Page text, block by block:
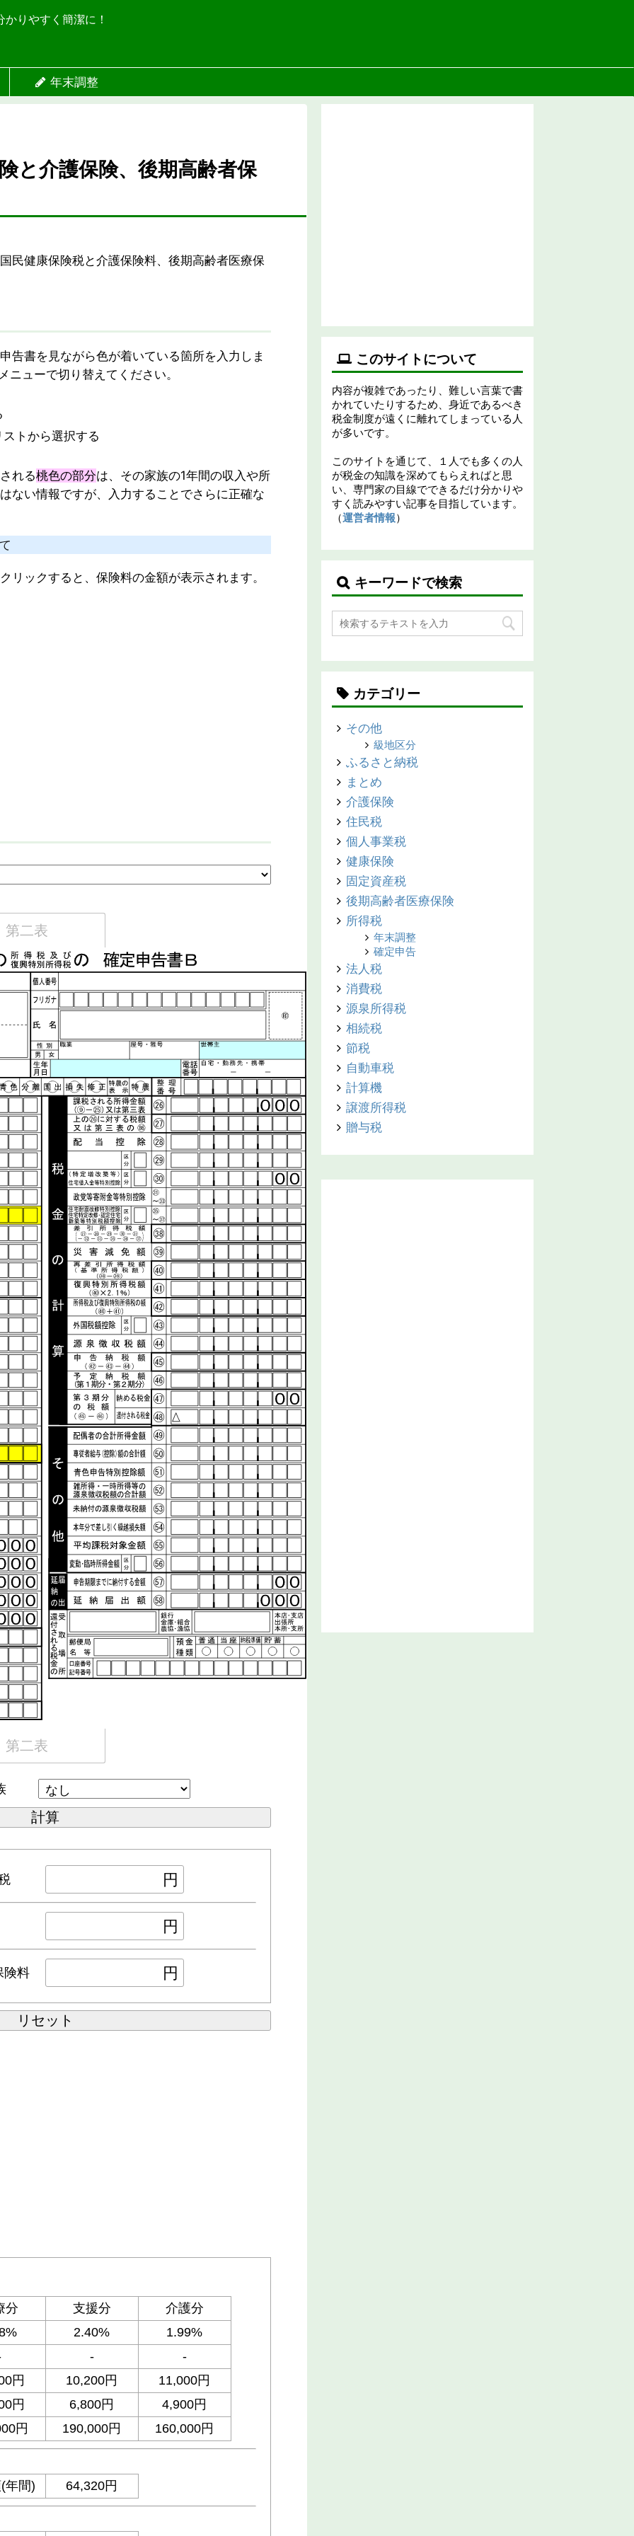
りやすく簡潔に！
年末調整
と介護保険、後期高齢者保
民健康保険税と介護保険料、後期高齢者医療保
告書を見ながら色が着いている箇所を入力しま
ニューで切り替えてください。
トから選択する
れる桃色の部分は、その家族の1年間の収入や所
ない情報ですが、入力することでさらに正確な
リックすると、保険料の金額が表示されます。
このサイトについて
内容が複雑であったり、難しい言葉で書
かれていたりするため、身近であるべき
税金制度が遠くに離れてしまっている人
が多いです。
このサイトを通じて、１人でも多くの人
が税金の知識を深めてもらえればと思
い、専門家の目線でできるだけ分かりや
すく読みやすい記事を目指しています。
（運営者情報）
キーワードで検索
カテゴリー
その他
級地区分
ふるさと納税
まとめ
介護保険
住民税
個人事業税
健康保険
固定資産税
後期高齢者医療保険
所得税
年末調整
確定申告
法人税
消費税
源泉所得税
相続税
節税
自動車税
計算機
譲渡所得税
贈与税